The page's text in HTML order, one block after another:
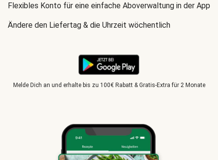
Flexibles Konto für eine einfache Aboverwaltung in der App
Ändere den Liefertag & die Uhrzeit wöchentlich
Melde Dich an und erhalte bis zu 100€ Rabatt & Gratis-Extra für 2 Monate